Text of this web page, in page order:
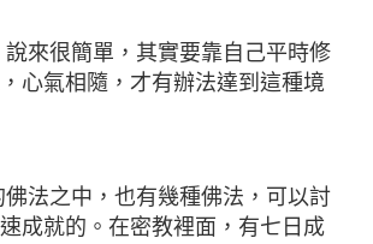
來很簡單，其實要靠自己平時修
心氣相隨，才有辦法達到這種境
法之中，也有幾種佛法，可以討
成就的。在密教裡面，有七日成